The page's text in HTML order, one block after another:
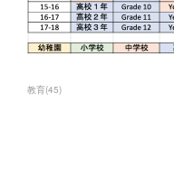
教育(45)